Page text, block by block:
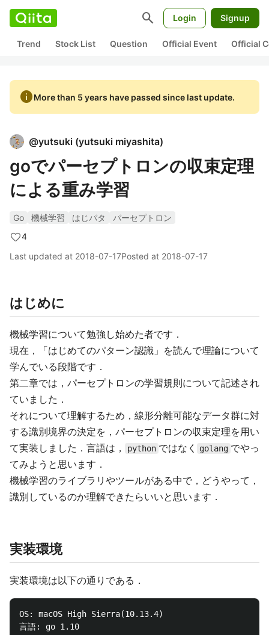
search Login Signup
Trend Stock List Question Official Event Official
infoMore than 5 years have passed since last update.
@yutsuki (yutsuki miyashita)
goでパーセプトロンの収束定理
による重み学習
Go 機械学習 はじパタ
パーセプトロン
4
Last updated at 2018-07-17Posted at 2018-07-17
はじめに
機械学習について勉強し始めた者です．
現在，「はじめてのパターン認識」を読んで理論について
学んでいる段階です．
第二章では，パーセプトロンの学習規則について記述され
ていました．
それについて理解するため，線形分離可能なデータ群に対
する識別境界の決定を，パーセプトロンの収束定理を用い
て実装しました．言語は，
python ではなく golang でやっ
てみようと思います．
機械学習のライブラリやツールがある中で，どうやって，
識別しているのか理解できたらいいと思います．
実装環境
実装環境は以下の通りである．
OS: macOS High Sierra(10.13.4)
言語: go 1.10